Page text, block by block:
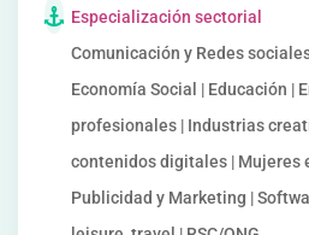
Especialización sectorial
Comunicación y Redes
Economía Social | Educación |
profesionales | Industrias
contenidos digitales | Mujeres
Publicidad y Marketing |